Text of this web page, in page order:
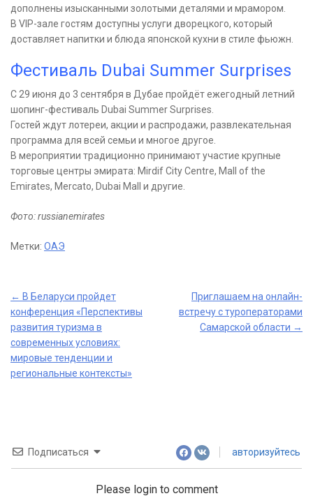
дополнены изысканными золотыми деталями и мрамором.
В VIP-зале гостям доступны услуги дворецкого, который
доставляет напитки и блюда японской кухни в стиле фьюжн.
Фестиваль Dubai Summer Surprises
С 29 июня до 3 сентября в Дубае пройдёт ежегодный летний
шопинг-фестиваль Dubai Summer Surprises.
Гостей ждут лотереи, акции и распродажи, развлекательная
программа для всей семьи и многое другое.
В мероприятии традиционно принимают участие крупные
торговые центры эмирата: Mirdif City Centre, Mall of the
Emirates, Mercato, Dubai Mall и другие.
Фото: russianemirates
Метки: ОАЭ
Post
navigation
← В Беларуси пройдет
конференция «Перспективы
развития туризма в
современных условиях:
мировые тенденции и
региональные контексты»
Приглашаем на онлайн-
встречу с туроператорами
Самарской области →
Подписаться авторизуйтесь
Please login to comment